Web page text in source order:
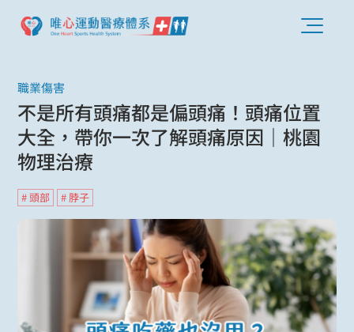
職業傷害
不是所有頭痛都是偏頭痛！頭痛位置
大全，帶你一次了解頭痛原因｜桃園
物理治療
# 頭部 # 脖子